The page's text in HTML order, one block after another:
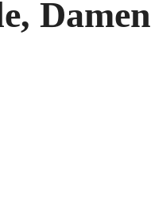
Damen